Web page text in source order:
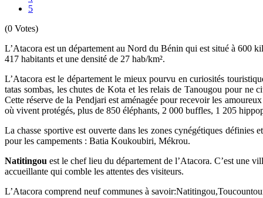
5
(0 Votes)
L’Atacora est un département au Nord du Bénin qui est situé à 600
417 habitants et une densité de 27 hab/km².
L’Atacora est le département le mieux pourvu en curiosités
tatas sombas, les chutes de Kota et les relais de Tanougou pour
Cette réserve de la Pendjari est aménagée pour recevoir les
où vivent protégés, plus de 850 éléphants, 2 000 buffles, 1 205
La chasse sportive est ouverte dans les zones cynégétiques définies
pour les campements : Batia Koukoubiri, Mékrou.
Natitingou est le chef lieu du département de l’Atacora. C’est une
accueillante qui comble les attentes des visiteurs.
L’Atacora comprend neuf communes à savoir: